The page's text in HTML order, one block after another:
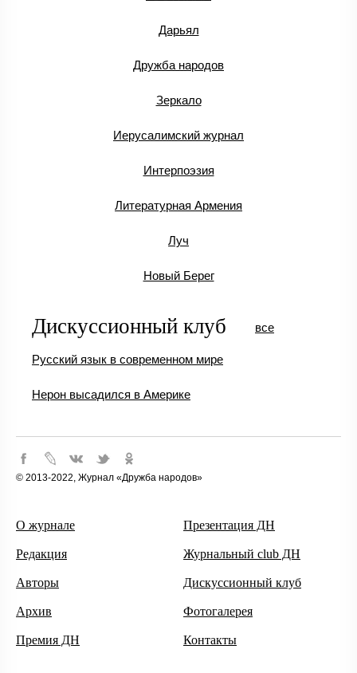
Дарьял
Дружба народов
Зеркало
Иерусалимский журнал
Интерпоэзия
Литературная Армения
Луч
Новый Берег
Дискуссионный клуб
Русский язык в современном мире
Нерон высадился в Америке
все
© 2013-2022, Журнал «Дружба народов»
О журнале
Редакция
Авторы
Архив
Премия ДН
Презентация ДН
Журнальный club ДН
Дискуссионный клуб
Фотогалерея
Контакты